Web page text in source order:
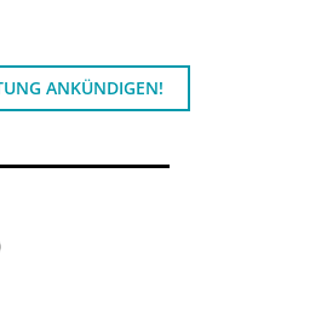
ANKÜNDIGEN!